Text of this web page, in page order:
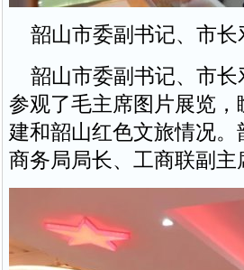
韶山市委副书记、市
韶山市委副书记、市长
参观了毛主席图片展览
建和韶山红色文旅情况
商务局局长、工商联副